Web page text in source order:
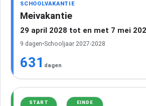
SCHOOLVAKANTIE
Meivakantie
29 april 2028 tot en met 7 mei
9 dagen•Schooljaar 2027-2028
631 dagen
START EINDE